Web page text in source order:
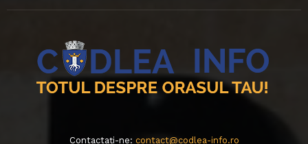
Contactați-ne: contact@codlea-info.ro